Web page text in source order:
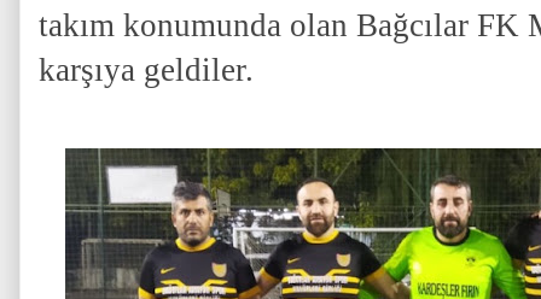
takım konumunda olan Bağcılar FK
karşıya geldiler.